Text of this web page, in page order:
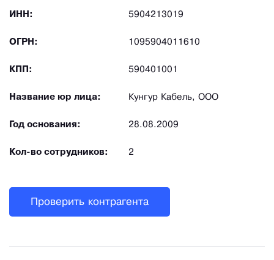
ИНН: 5904213019
ОГРН: 1095904011610
КПП: 590401001
Название юр лица: Кунгур Кабель, ООО
Год основания: 28.08.2009
Кол-во сотрудников: 2
Проверить контрагента